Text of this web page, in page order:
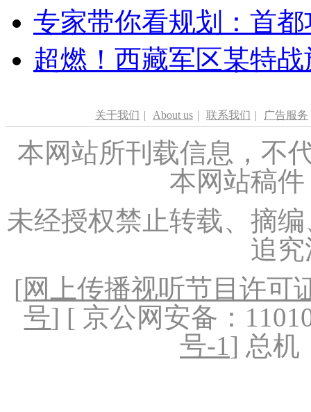
专家带你看规划：首
超燃！西藏军区某特
关于我们 | About us | 联系我们 | 广告服务
本网站所刊载信息，不
本网站稿
未经授权禁止转载、摘
追
[网上传播视听节目许可
号] [ 京公网安备：
号-1] 总机